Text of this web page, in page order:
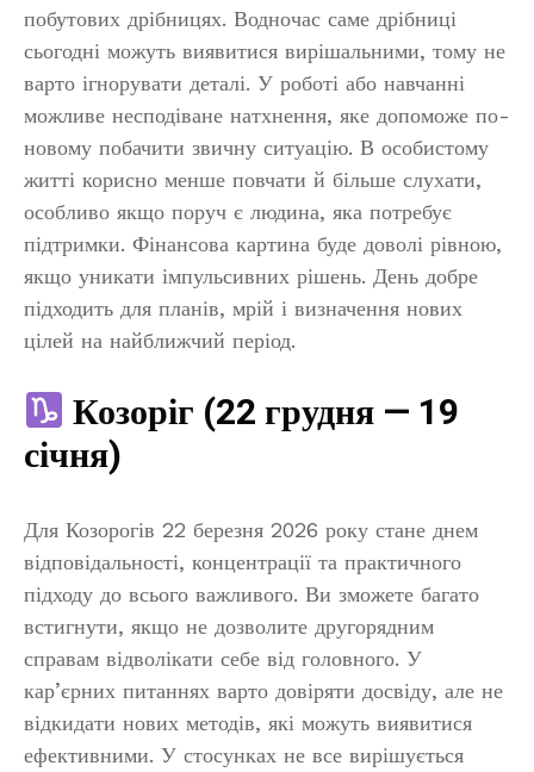
побутових дрібницях. Водночас саме дрібниці
сьогодні можуть виявитися вирішальними, тому не
варто ігнорувати деталі. У роботі або навчанні
можливе несподіване натхнення, яке допоможе по-
новому побачити звичну ситуацію. В особистому
житті корисно менше повчати й більше слухати,
особливо якщо поруч є людина, яка потребує
підтримки. Фінансова картина буде доволі рівною,
якщо уникати імпульсивних рішень. День добре
підходить для планів, мрій і визначення нових
цілей на найближчий період.
Козоріг (22 грудня — 19
січня)
Для Козорогів 22 березня 2026 року стане днем
відповідальності, концентрації та практичного
підходу до всього важливого. Ви зможете багато
встигнути, якщо не дозволите другорядним
справам відволікати себе від головного. У
кар’єрних питаннях варто довіряти досвіду, але не
відкидати нових методів, які можуть виявитися
ефективними. У стосунках не все вирішується